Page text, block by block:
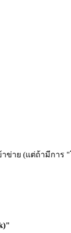
ข่าย (แต่ถ้ามีกา